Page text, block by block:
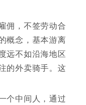
佣，不签劳动合
概念，基本游离
远不如沿海地区
的外卖骑手。这
个中间人，通过